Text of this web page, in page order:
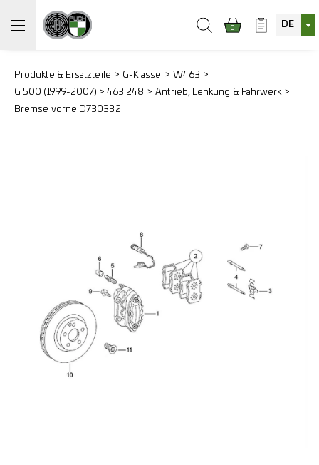
0 DE
Produkte & Ersatzteile G-Klasse
W463
G 500 (1999-2007) > 463.248
Antrieb, Lenkung & Fahrwerk
Bremse vorne D730332